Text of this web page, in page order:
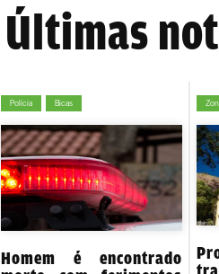
Últimas
Polícia Bicas
Homem é encontrado